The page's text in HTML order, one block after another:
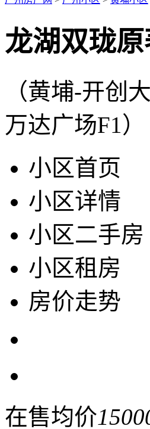
龙湖双珑
（黄埔-开创
万达广场F1）
小区首页
小区详情
小区二手房
小区租房
房价走势
在售均价